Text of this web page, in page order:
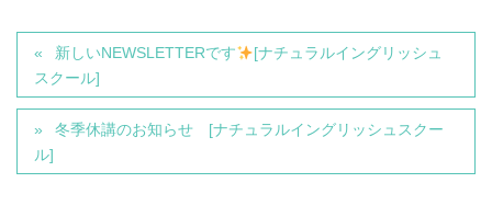
新しいNEWSLETTERです
[ナチュラルイングリッシュ
スクール]
冬季休講のお知らせ [ナチュラルイングリッシュスクー
ル]